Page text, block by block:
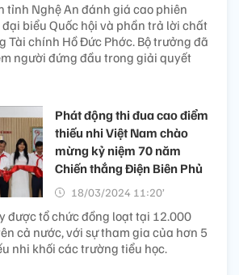
tỉnh Nghệ An đánh giá cao phiên
biểu Quốc hội và phần trả lời chất
Tài chính Hồ Đức Phớc. Bộ trưởng đã
người đứng đầu trong giải quyết
Phát động thi đua cao điểm
thiếu nhi Việt Nam chào
mừng kỷ niệm 70 năm
Chiến thắng Điện Biên Phủ
18/03/2024 11:20’
được tổ chức đồng loạt tại 12.000
cả nước, với sự tham gia của hơn 5
nhi khối các trường tiểu học.